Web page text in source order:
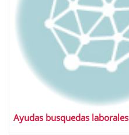
Ayudas busquedas laborales